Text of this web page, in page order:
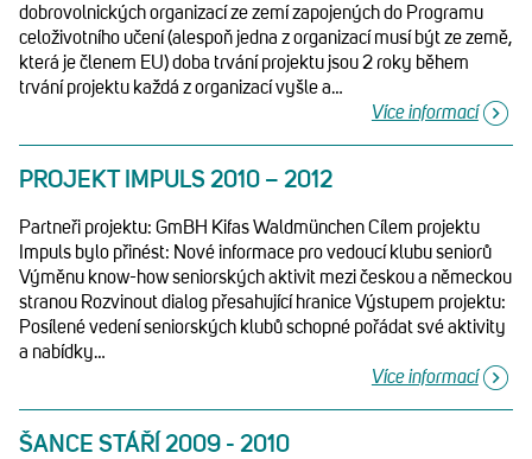
dobrovolnických organizací ze zemí zapojených do Programu
celoživotního učení (alespoň jedna z organizací musí být ze země,
která je členem EU) doba trvání projektu jsou 2 roky během
trvání projektu každá z organizací vyšle a…
Více informací
PROJEKT IMPULS 2010 – 2012
Partneři projektu: GmBH Kifas Waldmünchen Cílem projektu
Impuls bylo přinést: Nové informace pro vedoucí klubu seniorů
Výměnu know-how seniorských aktivit mezi českou a německou
stranou Rozvinout dialog přesahující hranice Výstupem projektu:
Posílené vedení seniorských klubů schopné pořádat své aktivity
a nabídky…
Více informací
ŠANCE STÁŘÍ 2009 - 2010